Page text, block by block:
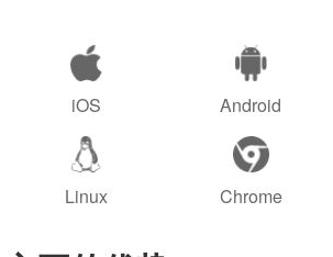
iOS Android
Linux Chrome